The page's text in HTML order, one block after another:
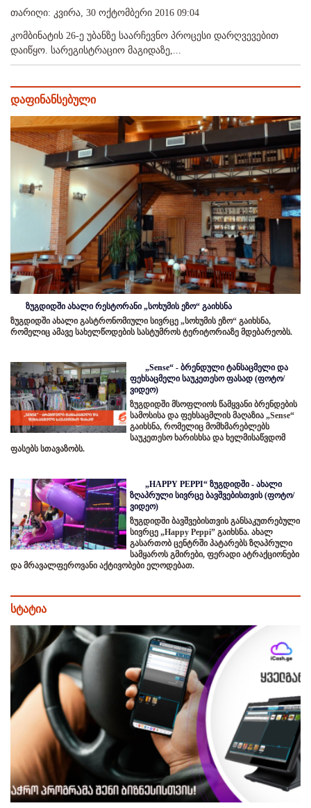
თარიღი: კვირა, 30 ოქტომბერი 2016 09:04
კომბინატის 26-ე უბანზე საარჩევნო პროცესი დარღვევებით
დაიწყო. სარეგისტრაციო მაგიდაზე,...
დაფინანსებული
ზუგდიდში ახალი რესტორანი „სოხუმის ეზო“ გაიხსნა
ზუგდიდში ახალი გასტრონომიული სივრცე „სოხუმის ეზო“ გაიხსნა,
რომელიც ამავე სახელწოდების სასტუმროს ტერიტორიაზე მდებარეობს.
„Sense“ - ბრენდული ტანსაცმელი და
ფეხსაცმელი საუკეთესო ფასად (ფოტო/
ვიდეო)
ზუგდიდში მსოფლიოს წამყვანი ბრენდების
სამოსისა და ფეხსაცმლის მაღაზია „Sense“
გაიხსნა, რომელიც მომხმარებლებს
საუკეთესო ხარისხსა და ხელმისაწვდომ
ფასებს სთავაზობს.
„HAPPY PEPPI“ ზუგდიდში - ახალი
ზღაპრული სივრცე ბავშვებისთვის (ფოტო/
ვიდეო)
ზუგდიდში ბავშვებისთვის განსაკუთრებული
სივრცე „Happy Peppi” გაიხსნა. ახალ
გასართობ ცენტრში პატარებს ზღაპრული
სამყაროს გმირები, ფერადი ატრაქციონები
და მრავალფეროვანი აქტივობები ელოდებათ.
სტატია